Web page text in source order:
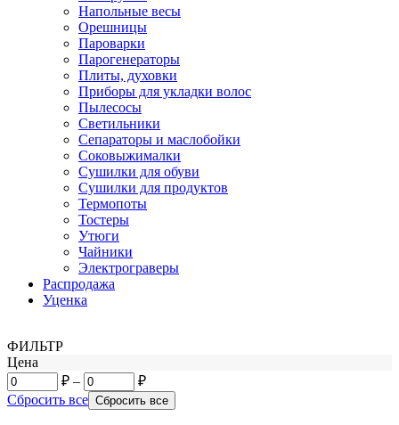
Напольные весы
Орешницы
Пароварки
Парогенераторы
Плиты, духовки
Приборы для укладки волос
Пылесосы
Светильники
Сепараторы и маслобойки
Соковыжималки
Сушилки для обуви
Сушилки для продуктов
Термопоты
Тостеры
Утюги
Чайники
Электрограверы
Распродажа
Уценка
ФИЛЬТР
Цена
₽ –
₽
Сбросить все